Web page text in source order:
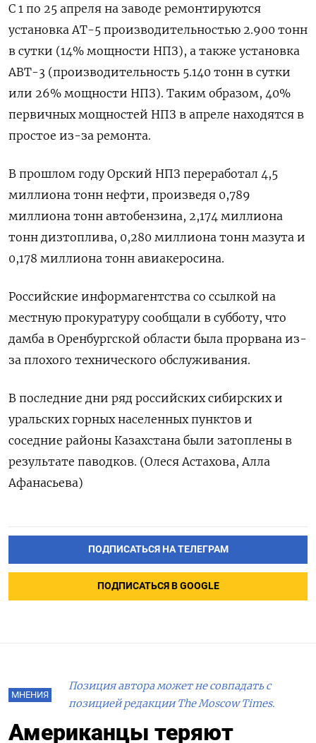
С 1 по 25 апреля на заводе ремонтируются
установка АТ-5 производительностью 2.900 тонн
в сутки (14% мощности НПЗ), а также установка
АВТ-3 (производительность 5.140 тонн в сутки
или 26% мощности НПЗ). Таким образом, 40%
первичных мощностей НПЗ в апреле находятся в
простое из-за ремонта.
В прошлом году Орский НПЗ переработал 4,5
миллиона тонн нефти, произведя 0,789
миллиона тонн автобензина, 2,174 миллиона
тонн дизтоплива, 0,280 миллиона тонн мазута и
0,178 миллиона тонн авиакеросина.
Российские информагентства со ссылкой на
местную прокуратуру сообщали в субботу, что
дамба в Оренбургской области была прорвана из-
за плохого технического обслуживания.
В последние дни ряд российских сибирских и
уральских горных населенных пунктов и
соседние районы Казахстана были затоплены в
результате паводков. (Олеся Астахова, Алла
Афанасьева)
ПОДПИСАТЬСЯ НА ТЕЛЕГРАМ
ПОДПИСАТЬСЯ В GOOGLE
МНЕНИЯ
Позиция автора может не совпадать с
позицией редакции The Moscow Times.
Американцы теряют